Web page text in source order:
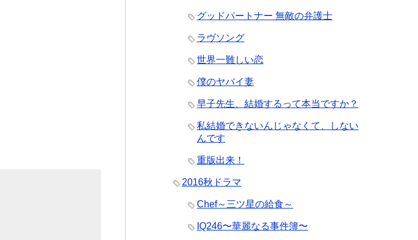
グッドパートナー 無敵の弁護士
ラヴソング
世界一難しい恋
僕のヤバイ妻
早子先生、結婚するって本当ですか？
私結婚できないんじゃなくて、しない
んです
重版出来！
2016秋ドラマ
Chef～三ツ星の給食～
IQ246〜華麗なる事件簿〜